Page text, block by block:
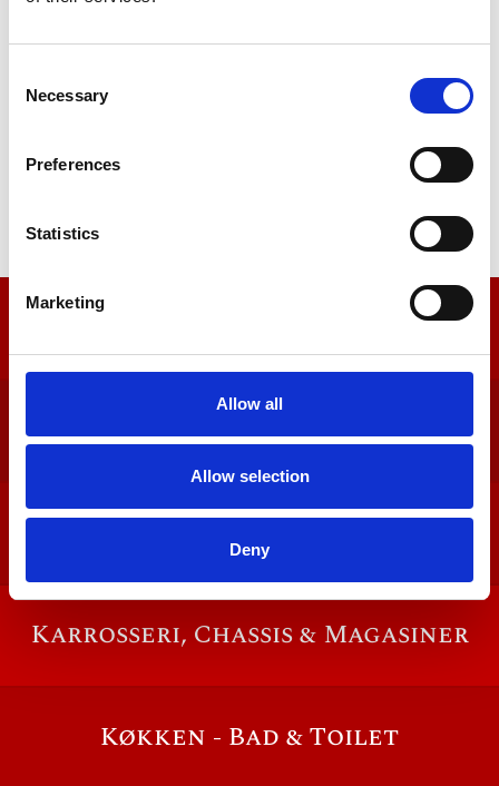
Selection
Necessary
Preferences
Statistics
Marketing
Allow all
Allow selection
Deny
Indretning
Auto Camper
Karrosseri, Chassis & Magasiner
Køkken - Bad & Toilet